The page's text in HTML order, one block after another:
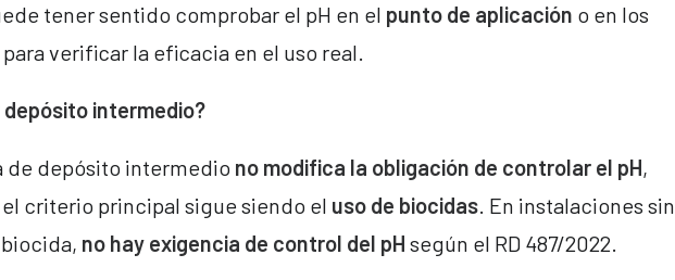
tener sentido comprobar el pH en el punto de aplicación o en los
para verificar la eficacia en el uso real.
depósito intermedio?
de depósito intermedio no modifica la obligación de controlar el pH,
criterio principal sigue siendo el uso de biocidas. En instalaciones sin
no hay exigencia de control del pH según el RD 487/2022.